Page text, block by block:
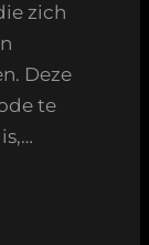
zich
Deze
te